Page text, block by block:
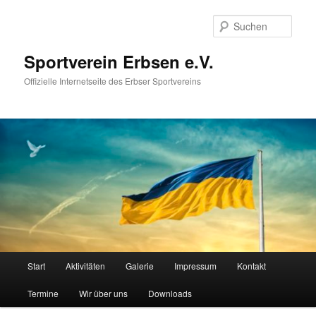
Sportverein Erbsen e.V.
Offizielle Internetseite des Erbser Sportvereins
Start Aktivitäten Galerie Impressum Kontakt
Termine Wir über uns Downloads